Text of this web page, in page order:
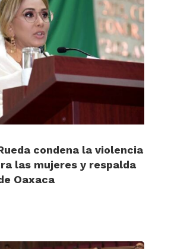
condena la violencia
las mujeres y respalda
Oaxaca